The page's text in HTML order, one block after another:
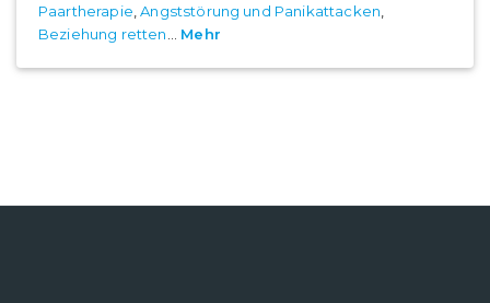
Paartherapie ,Angststörung und Panikattacken
Beziehung retten
Mehr